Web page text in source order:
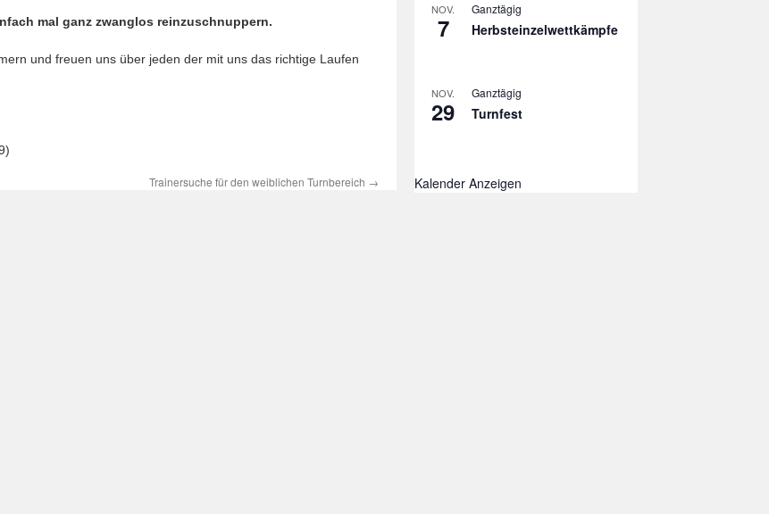
mal ganz zwanglos reinzuschnuppern.
und freuen uns über jeden der mit uns das richtige Laufen
Trainersuche für den weiblichen Turnbereich →
NOV.
7
Ganztägig
Herbsteinzelwettkämpfe
NOV.
29
Ganztägig
Turnfest
Kalender Anzeigen